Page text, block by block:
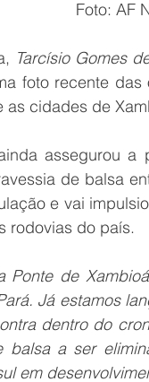
Foto: AF
Tarcísio Gomes
foto recente
cidades de
assegurou
de balsa
e vai
rodovias do país.
Ponte de
Já estamos
dentro do
balsa a ser
em